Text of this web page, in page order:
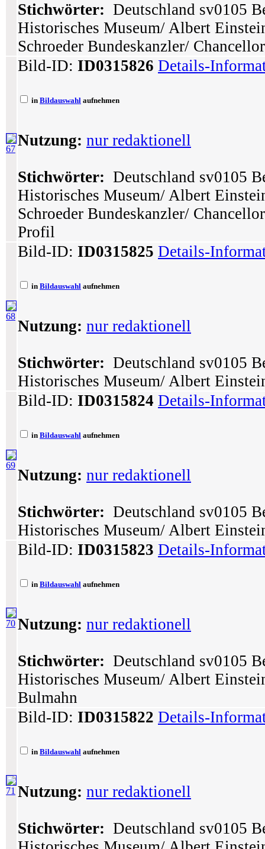
Stichwörter: Deutschland sv0105
Historisches Museum/ Albert
Schroeder Bundeskanzler/ Chancellor
67
Bild-ID: ID0315826 Details-
in Bildauswahl aufnehmen
Nutzung: nur redaktionell
Stichwörter: Deutschland sv0105
Historisches Museum/ Albert
Schroeder Bundeskanzler/
Profil
68
Bild-ID: ID0315825 Details-
in Bildauswahl aufnehmen
Nutzung: nur redaktionell
Stichwörter: Deutschland sv0105
Historisches Museum/ Albert
69
Bild-ID: ID0315824 Details-
in Bildauswahl aufnehmen
Nutzung: nur redaktionell
Stichwörter: Deutschland sv0105
Historisches Museum/ Albert
70
Bild-ID: ID0315823 Details-
in Bildauswahl aufnehmen
Nutzung: nur redaktionell
Stichwörter: Deutschland sv0105
Historisches Museum/ Albert
Bulmahn
71
Bild-ID: ID0315822 Details-
in Bildauswahl aufnehmen
Nutzung: nur redaktionell
Stichwörter: Deutschland sv0105